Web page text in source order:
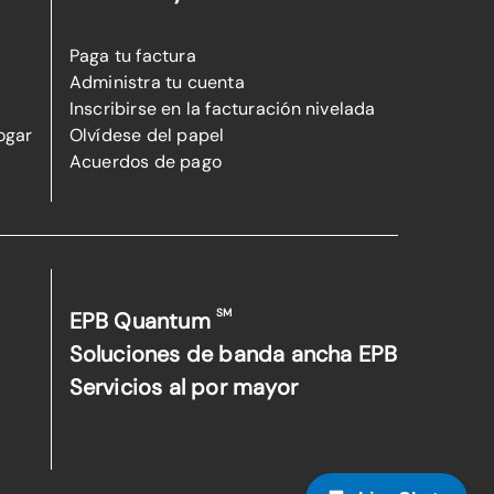
Paga tu factura
Administra tu cuenta
Inscribirse en la facturación nivelada
Olvídese del papel
Acuerdos de pago
EPB QuantumSM
Soluciones de banda ancha EPB
Servicios al por mayor